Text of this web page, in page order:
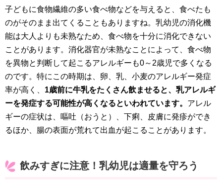
子どもに食物繊維の多い食べ物などを与えると、食べたも
のがそのまま出てくることもありますね。乳幼児の消化機
能は大人よりも未熟なため、食べ物を十分に消化できない
ことがあります。消化器官が未熟なことによって、食べ物
を異物と判断して起こるアレルギーも0～2歳児で多くなる
のです。特にこの時期は、卵、乳、小麦のアレルギー発症
率が高く、 1歳前に牛乳をたくさん飲ませると、乳アレルギ
ーを発症する可能性が高くなるといわれています。 アレル
ギーの症状は、嘔吐（おうと）、下痢、皮膚に発疹ができ
るほか、腸の表面が荒れて出血が起こることがあります。
飲みすぎに注意！乳幼児は適量を守ろう